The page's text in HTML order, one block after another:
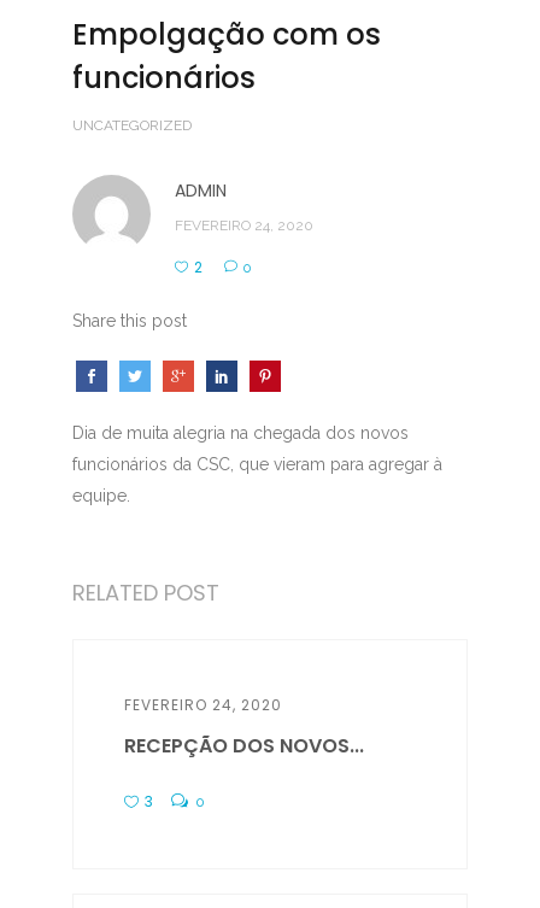
Empolgação com os
funcionários
UNCATEGORIZED
ADMIN
FEVEREIRO 24, 2020
2 0
Share this post
Dia de muita alegria na chegada dos novos
funcionários da CSC, que vieram para agregar à
equipe.
RELATED POST
FEVEREIRO 24, 2020
RECEPÇÃO DOS NOVOS...
3 0